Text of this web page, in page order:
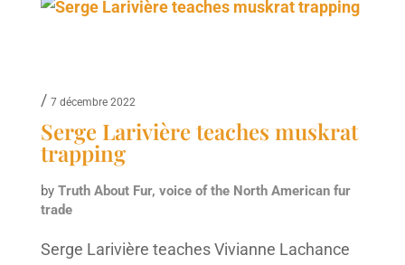
/ 7 décembre 2022
Serge Larivière teaches muskrat
trapping
by Truth About Fur, voice of the North American fur
trade
Serge Larivière teaches Vivianne Lachance